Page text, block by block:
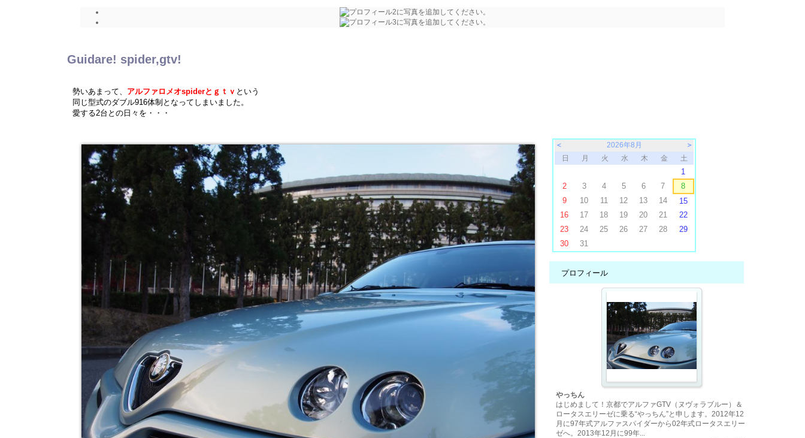
Guidare! spider,gtv!
勢いあまって、 アルファロメオspiderとｇｔｖ という
同じ型式のダブル916体制となってしまいました。
愛する2台との日々を・・・
＜ 2026年8月
＞
日
月 火 水 木 金 土
1
2
3 4 5 6 7
8
9
10 11 12 13 14
15
16
17 18 19 20 21
22
23
24 25 26 27 28
29
30
31
プロフィール
やっちん
はじめまして！京都でアルファGTV（ヌヴォラブルー）＆
ロータスエリーゼに乗る“やっちん”と申します。2012年12
月に97年式アルファスパイダーから02年式ロータスエリー
ゼへ。2013年12月に99年...